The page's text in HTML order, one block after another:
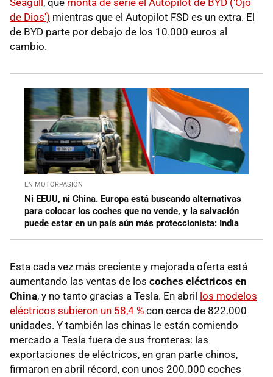
Seagull , que monta de serie el Autopilot de BYD ('Ojo
de Dios') mientras que el Autopilot FSD es un extra. El
de BYD parte por debajo de los 10.000 euros al
cambio.
EN MOTORPASIÓN
Ni EEUU, ni China. Europa está buscando alternativas
para colocar los coches que no vende, y la salvación
puede estar en un país aún más proteccionista: India
Esta cada vez más creciente y mejorada oferta está
aumentando las ventas de los coches eléctricos en
China, y no tanto gracias a Tesla. En abril
los modelos
eléctricos subieron un 58,4 % con cerca de 822.000
unidades. Y también las chinas le están comiendo
mercado a Tesla fuera de sus fronteras: las
exportaciones de eléctricos, en gran parte chinos,
firmaron en abril récord, con unos 200.000 coches